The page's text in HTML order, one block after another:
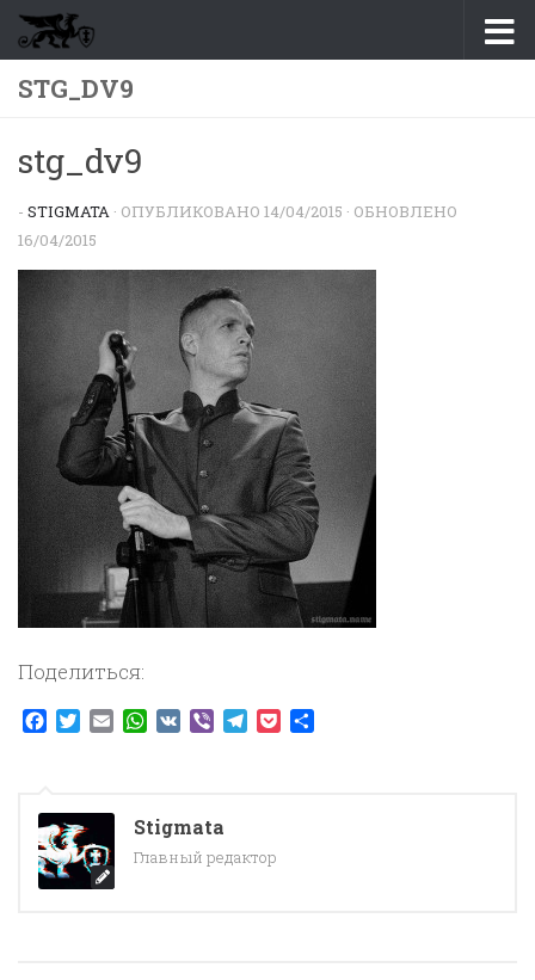
Перейти к содержимому
STG_DV9
stg_dv9
- STIGMATA · ОПУБЛИКОВАНО 14/04/2015 · ОБНОВЛЕНО
16/04/2015
Поделиться:
Facebook
TwitterEmailWhatsApp
VK ViberTelegram
Pocket
Stigmata
Главный редактор